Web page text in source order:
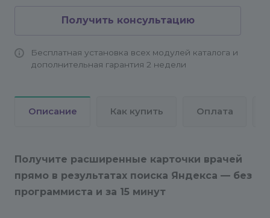
инфоблоков, из которых будут браться данные
свойств этих инфоблоков с тегами фида.
Основные настройки.
1) Создать инфоблоки автоматически: Если у вас
еще нет структуры для хранения информации о
врачах, клиниках и т.д., модуль может создать их
Получить консультацию
Бесплатная установка всех модулей каталога и
дополнительная гарантия 2 недели
Описание Как купить Оплата
Получите расширенные карточки врачей
прямо в результатах поиска Яндекса — без
программиста и за 15 минут